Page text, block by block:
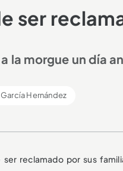
ser
la morgue un día
Hernández
reclamado por sus